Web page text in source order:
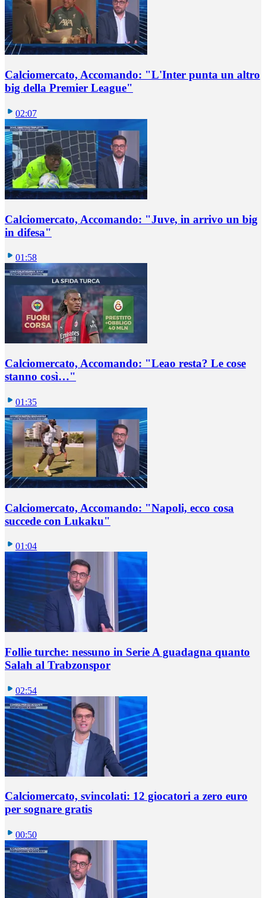
Calciomercato, Accomando: "L'Inter punta un altro
big della Premier League"
02:07
Calciomercato, Accomando: "Juve, in arrivo un big
in difesa"
01:58
Calciomercato, Accomando: "Leao resta? Le cose
stanno così…"
01:35
Calciomercato, Accomando: "Napoli, ecco cosa
succede con Lukaku"
01:04
Follie turche: nessuno in Serie A guadagna quanto
Salah al Trabzonspor
02:54
Calciomercato, svincolati: 12 giocatori a zero euro
per sognare gratis
00:50